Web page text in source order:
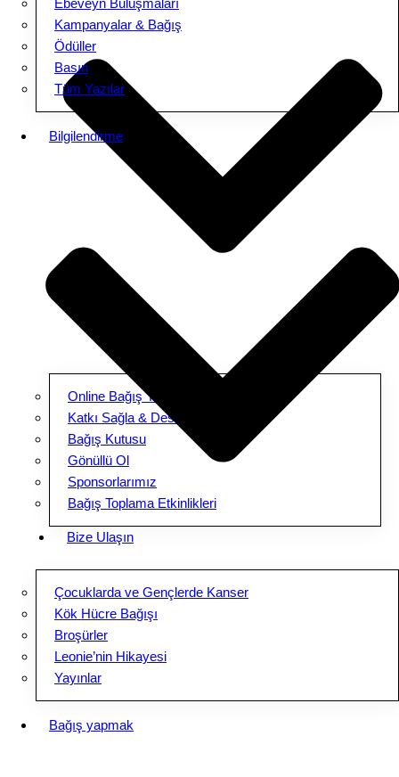
Online Bağış Yap
Katkı Sağla & Destek Ol
Bağış Kutusu
Gönüllü Ol
Sponsorlarımız
Bağış Toplama Etkinlikleri
Bize Ulaşın
Kampanyalar & Bağış
Ödüller
Basın
Tüm Yazılar
Bilgilendirme
Çocuklarda ve Gençlerde Kanser
Kök Hücre Bağışı
Broşürler
Leonie’nin Hikayesi
Yayınlar
Bağış yapmak